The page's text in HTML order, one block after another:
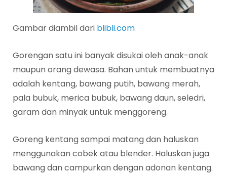
Gambar diambil dari blibli.com
Gorengan satu ini banyak disukai oleh anak-anak
maupun orang dewasa. Bahan untuk membuatnya
adalah kentang, bawang putih, bawang merah,
pala bubuk, merica bubuk, bawang daun, seledri,
garam dan minyak untuk menggoreng.
Goreng kentang sampai matang dan haluskan
menggunakan cobek atau blender. Haluskan juga
bawang dan campurkan dengan adonan kentang.